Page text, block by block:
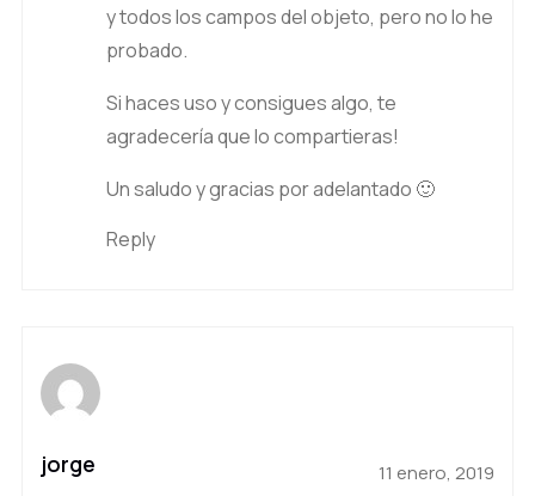
y todos los campos del objeto, pero no lo he
probado.
Si haces uso y consigues algo, te
agradecería que lo compartieras!
Un saludo y gracias por adelantado 🙂
Reply
jorge 11 enero, 2019